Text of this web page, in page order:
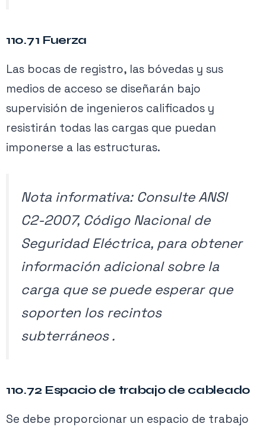
110.71 Fuerza
Las bocas de registro, las bóvedas y sus
medios de acceso se diseñarán bajo
supervisión de ingenieros calificados y
resistirán todas las cargas que puedan
imponerse a las estructuras.
Nota informativa: Consulte ANSI
C2-2007, Código Nacional de
Seguridad Eléctrica, para obtener
información adicional sobre la
carga que se puede esperar que
soporten los recintos
subterráneos .
110.72 Espacio de trabajo de cableado
Se debe proporcionar un espacio de trabajo